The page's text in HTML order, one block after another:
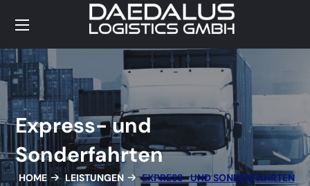
Express- und
Sonderfahrten
HOME LEISTUNGEN EXPRESS- UND SONDERFAHRTEN